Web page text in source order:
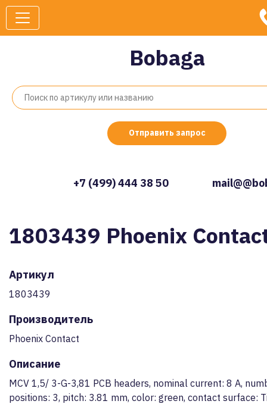
Bobaga
Отправить запрос
+7 (499) 444 38 50
1803439 Phoenix
Артикул
1803439
Производитель
Phoenix Contact
Описание
MCV 1,5/ 3-G-3,81 PCB headers, nominal current: 8 A,
positions: 3, pitch: 3.81 mm, color: green, contact surface: